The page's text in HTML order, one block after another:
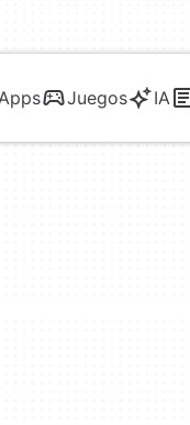
Juegos IA